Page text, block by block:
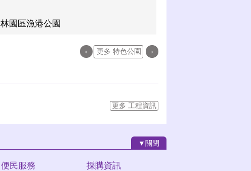
林園區漁港公園
更多 特色公園
‹ ›
更多 工程資訊
▼關閉
便民服務 採購資訊